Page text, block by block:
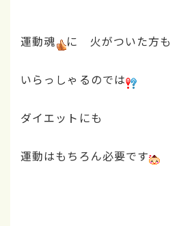
運動魂 に 火がついた方も
いらっしゃるのでは
ダイエットにも
運動はもちろん必要です